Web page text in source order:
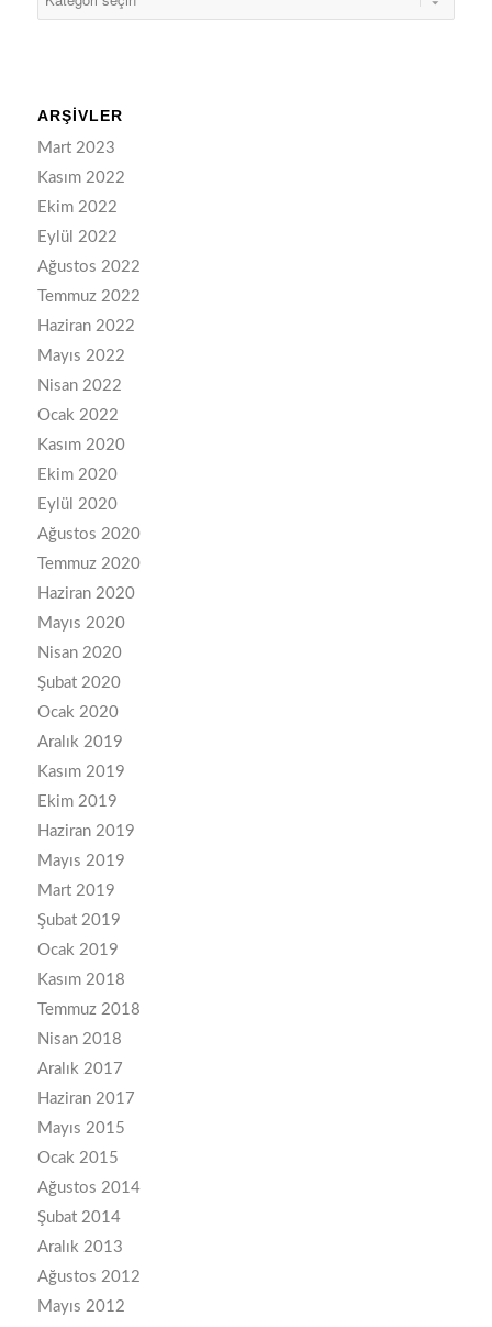
ARŞIVLER
Mart 2023
Kasım 2022
Ekim 2022
Eylül 2022
Ağustos 2022
Temmuz 2022
Haziran 2022
Mayıs 2022
Nisan 2022
Ocak 2022
Kasım 2020
Ekim 2020
Eylül 2020
Ağustos 2020
Temmuz 2020
Haziran 2020
Mayıs 2020
Nisan 2020
Şubat 2020
Ocak 2020
Aralık 2019
Kasım 2019
Ekim 2019
Haziran 2019
Mayıs 2019
Mart 2019
Şubat 2019
Ocak 2019
Kasım 2018
Temmuz 2018
Nisan 2018
Aralık 2017
Haziran 2017
Mayıs 2015
Ocak 2015
Ağustos 2014
Şubat 2014
Aralık 2013
Ağustos 2012
Mayıs 2012